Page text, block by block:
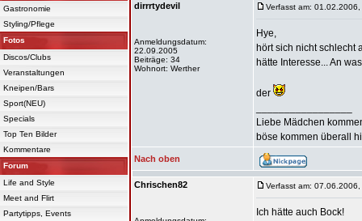
Gastronomie
Styling/Pflege
Fotos
Discos/Clubs
Veranstaltungen
Kneipen/Bars
Sport(NEU)
Specials
Top Ten Bilder
Kommentare
Forum
Life and Style
Meet and Flirt
Partytipps, Events
dirrrtydevil
Anmeldungsdatum:
22.09.2005
Beiträge: 34
Wohnort: Werther
Verfasst am:
Hye,
hört sich nicht schlecht
hätte Interesse... An
der
Liebe Mädchen
böse kommen überall
Nach oben
Chrischen82 Verfasst am:
Ich hätte auch Bock!